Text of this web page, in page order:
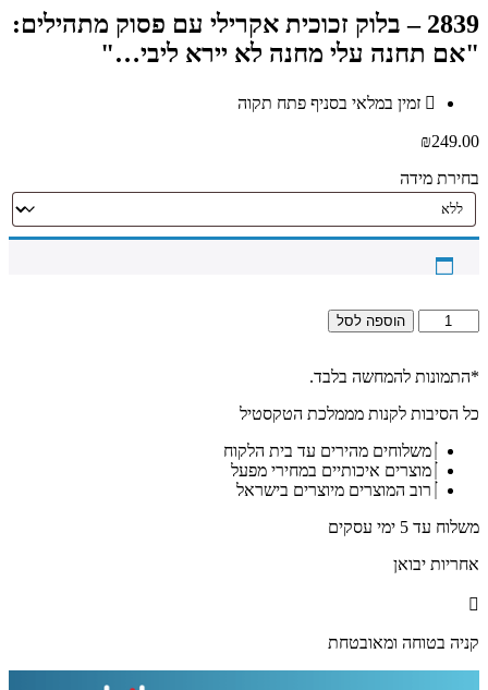
2839 – בלוק זכוכית אקרילי עם פסוק מתהילים:
"אם תחנה עלי מחנה לא יירא ליבי…"
זמין במלאי בסניף פתח תקוה
₪249.00
בחירת מידה
כמות
של
–
זכוכית
פסוק
מתהילים:
תחנה
מחנה
יירא
הוספה לסל
*התמונות להמחשה בלבד.
כל הסיבות לקנות מממלכת הטקסטיל
משלוחים מהירים עד בית הלקוח
מוצרים איכותיים במחירי מפעל
רוב המוצרים מיוצרים בישראל
משלוח עד 5 ימי עסקים
אחריות יבואן
קניה בטוחה ומאובטחת